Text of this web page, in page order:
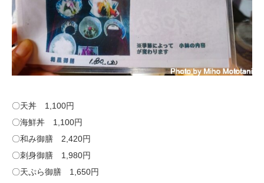
〇天丼 1,100円
〇海鮮丼 1,100円
〇和み御膳 2,420円
〇刺身御膳 1,980円
〇天ぷら御膳 1,650円